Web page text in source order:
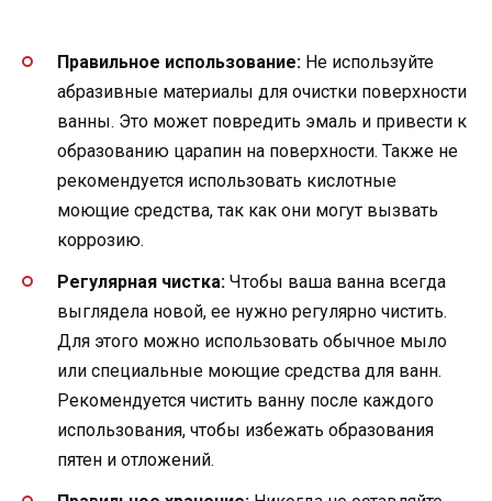
Правильное использование: Не используйте
абразивные материалы для очистки поверхности
ванны. Это может повредить эмаль и привести к
образованию царапин на поверхности. Также не
рекомендуется использовать кислотные
моющие средства, так как они могут вызвать
коррозию.
Регулярная чистка: Чтобы ваша ванна всегда
выглядела новой, ее нужно регулярно чистить.
Для этого можно использовать обычное мыло
или специальные моющие средства для ванн.
Рекомендуется чистить ванну после каждого
использования, чтобы избежать образования
пятен и отложений.